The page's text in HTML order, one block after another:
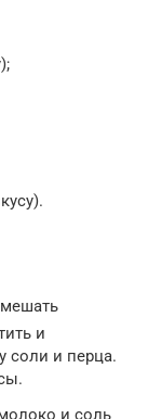
и
соли и перца.
и соль